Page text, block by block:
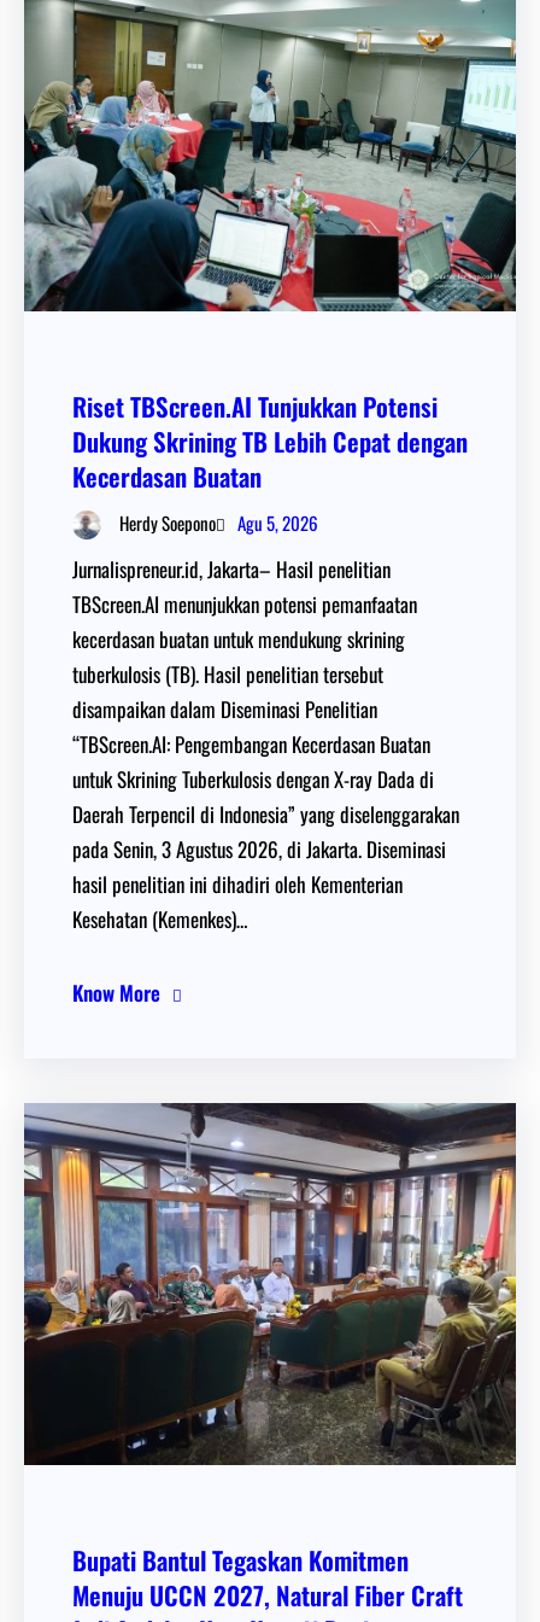
Riset TBScreen.AI Tunjukkan Potensi
Dukung Skrining TB Lebih Cepat dengan
Kecerdasan Buatan
Herdy Soepono Agu 5, 2026
Jurnalispreneur.id, Jakarta– Hasil penelitian
TBScreen.AI menunjukkan potensi pemanfaatan
kecerdasan buatan untuk mendukung skrining
tuberkulosis (TB). Hasil penelitian tersebut
disampaikan dalam Diseminasi Penelitian
“TBScreen.AI: Pengembangan Kecerdasan Buatan
untuk Skrining Tuberkulosis dengan X-ray Dada di
Daerah Terpencil di Indonesia” yang diselenggarakan
pada Senin, 3 Agustus 2026, di Jakarta. Diseminasi
hasil penelitian ini dihadiri oleh Kementerian
Kesehatan (Kemenkes)…
Know More
Bupati Bantul Tegaskan Komitmen
Menuju UCCN 2027, Natural Fiber Craft